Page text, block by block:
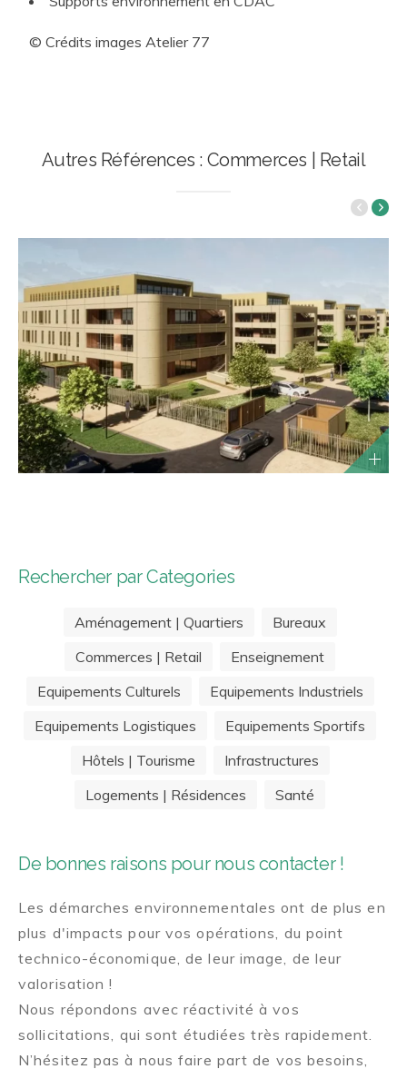
© Crédits images Atelier 77
Autres Références : Commerces | Retail
Rechercher par Categories
Aménagement | Quartiers
Bureaux
Commerces | Retail
Enseignement
Equipements Culturels
Equipements Industriels
Equipements Logistiques
Equipements Sportifs
Hôtels | Tourisme
Infrastructures
Logements | Résidences
Santé
De bonnes raisons pour nous contacter !
Les démarches environnementales ont de plus en
plus d'impacts pour vos opérations, du point
technico-économique, de leur image, de leur
valorisation !
Nous répondons avec réactivité à vos
sollicitations, qui sont étudiées très rapidement.
N’hésitez pas à nous faire part de vos besoins,